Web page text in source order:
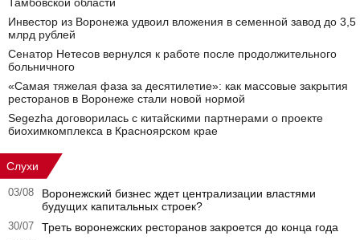
Инвестор из Воронежа удвоил вложения в семенной завод до 3,5
млрд рублей
Сенатор Нетесов вернулся к работе после продолжительного
больничного
«Самая тяжелая фаза за десятилетие»: как массовые закрытия
ресторанов в Воронеже стали новой нормой
Segezha договорилась с китайскими партнерами о проекте
биохимкомплекса в Красноярском крае
Слухи
03/08
Воронежский бизнес ждет централизации властями
будущих капитальных строек?
30/07 Треть воронежских ресторанов закроется до конца года